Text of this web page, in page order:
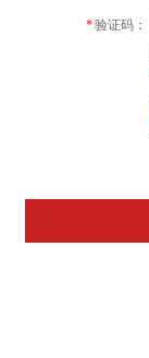
*验证码：